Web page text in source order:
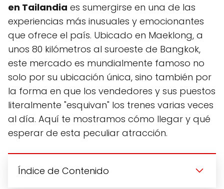
en Tailandia es sumergirse en una de las
experiencias más inusuales y emocionantes
que ofrece el país. Ubicado en Maeklong, a
unos 80 kilómetros al suroeste de Bangkok,
este mercado es mundialmente famoso no
solo por su ubicación única, sino también por
la forma en que los vendedores y sus puestos
literalmente "esquivan" los trenes varias veces
al día. Aquí te mostramos cómo llegar y qué
esperar de esta peculiar atracción.
Índice de Contenido